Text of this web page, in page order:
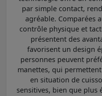
par simple contact,
agréable. Comparées
contrôle physique et
présentent des
favorisent un design
personnes peuvent
manettes, qui
en situation de
sensitives, bien que plus